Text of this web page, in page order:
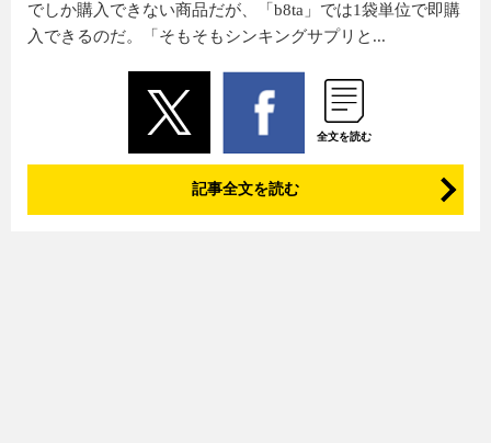
でしか購入できない商品だが、「b8ta」では1袋単位で即購
入できるのだ。「そもそもシンキングサプリと...
全文を読む
記事全文を読む